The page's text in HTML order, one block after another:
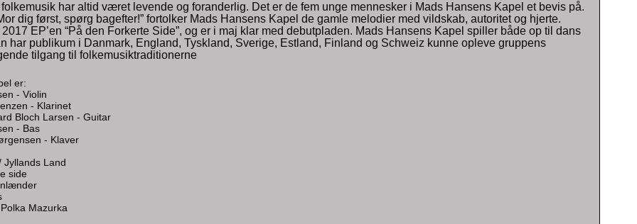
har altid været levende og foranderlig. Det er de fem unge mennesker i Mads Hansens Kapel et bevis på.
dig først, spørg bagefter!” fortolker Mads Hansens Kapel de gamle melodier med vildskab, autoritet og hjerte.
EP’en “På den Forkerte Side”, og er i maj klar med debutpladen. Mads Hansens Kapel spiller både op til dans
har publikum i Danmark, England, Tyskland, Sverige, Estland, Finland og Schweiz kunne opleve gruppens
tilgang til folkemusiktraditionerne
er:
- Violin
- Klarinet
Bloch Larsen - Guitar
- Bas
- Klaver
Land
side
Mazurka